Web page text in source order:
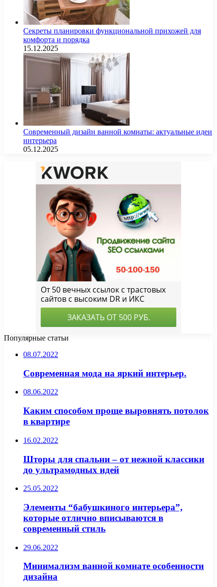
Секреты планировки функциональной прихожей для
комфорта и порядка
15.12.2025
Современный дизайн ванной комнаты: актуальные идеи
интерьера
05.12.2025
Популярные статьи
08.07.2022
Современная мода на яркий интерьер.
08.06.2022
Каким способом проще выровнять потолок
в квартире
16.02.2022
Шторы для спальни – от нежной классики
до ультрамодных идей
25.05.2022
Элементы “бабушкиного интерьера”,
которые отлично вписываются в
современный стиль
29.06.2022
Минимализм ванной комнате особенности
дизайна